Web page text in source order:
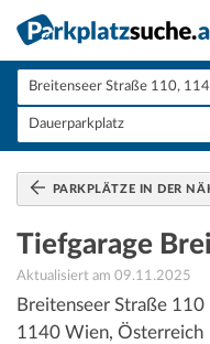
Suchen
Vermieten
Anmelden
PARKPLÄTZE IN DER
Tiefgarage
Aktualisiert am 09.11.2025
Breitenseer Straße 110
1140 Wien, Österreich